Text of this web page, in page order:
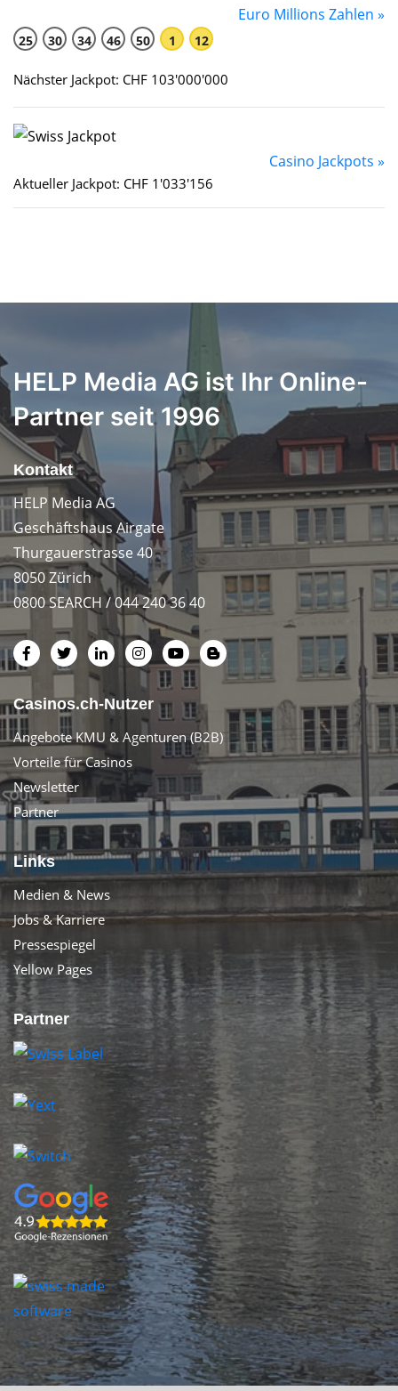
Euro Millions Zahlen »
25 30 34 46 50 1 12
Nächster Jackpot: CHF 103'000'000
Casino Jackpots »
Aktueller Jackpot: CHF 1'033'156
HELP Media AG ist Ihr Online-
Partner seit 1996
Kontakt
HELP Media AG
Geschäftshaus Airgate
Thurgauerstrasse 40
8050 Zürich
0800 SEARCH / 044 240 36 40
Casinos.ch-Nutzer
Angebote KMU & Agenturen (B2B)
Vorteile für Casinos
Newsletter
Partner
Links
Medien & News
Jobs & Karriere
Pressespiegel
Yellow Pages
Partner